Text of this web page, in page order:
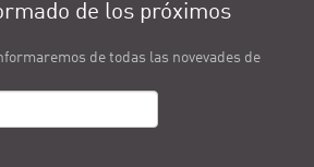
de los próximos
de todas las novevades de